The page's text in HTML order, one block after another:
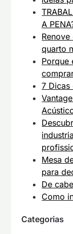
A
quarto
Porque
7 Dicas
Mesa
para
De
Como
Categorias